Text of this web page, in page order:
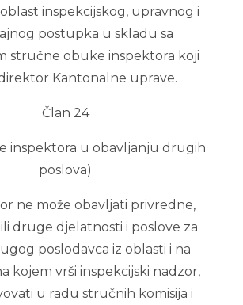
inspekcijskog, upravnog i
postupka u skladu sa
stručne obuke inspektora koji
Kantonalne uprave.
Član 24
inspektora u obavljanju drugih
poslova)
ne može obavljati privredne,
druge djelatnosti i poslove za
poslodavca iz oblasti i na
kojem vrši inspekcijski nadzor,
u radu stručnih komisija i